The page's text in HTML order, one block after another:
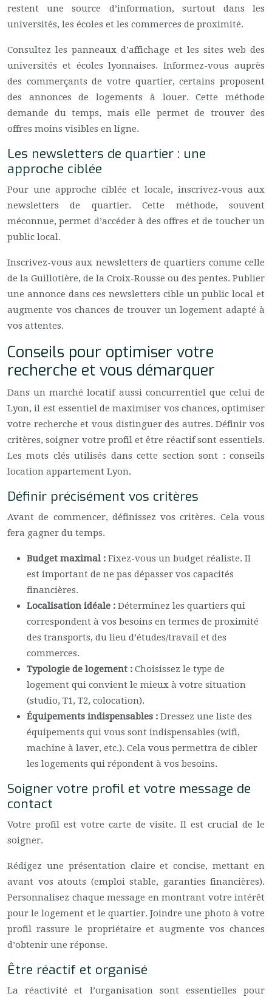
restent une source d’information, surtout dans les
universités, les écoles et les commerces de proximité.
Consultez les panneaux d’affichage et les sites web des
universités et écoles lyonnaises. Informez-vous auprès
des commerçants de votre quartier, certains proposent
des annonces de logements à louer. Cette méthode
demande du temps, mais elle permet de trouver des
offres moins visibles en ligne.
Les newsletters de quartier : une
approche ciblée
Pour une approche ciblée et locale, inscrivez-vous aux
newsletters de quartier. Cette méthode, souvent
méconnue, permet d’accéder à des offres et de toucher un
public local.
Inscrivez-vous aux newsletters de quartiers comme celle
de la Guillotière, de la Croix-Rousse ou des pentes. Publier
une annonce dans ces newsletters cible un public local et
augmente vos chances de trouver un logement adapté à
vos attentes.
Conseils pour optimiser votre
recherche et vous démarquer
Dans un marché locatif aussi concurrentiel que celui de
Lyon, il est essentiel de maximiser vos chances, optimiser
votre recherche et vous distinguer des autres. Définir vos
critères, soigner votre profil et être réactif sont essentiels.
Les mots clés utilisés dans cette section sont : conseils
location appartement Lyon.
Définir précisément vos critères
Avant de commencer, définissez vos critères. Cela vous
fera gagner du temps.
Budget maximal : Fixez-vous un budget réaliste. Il
est important de ne pas dépasser vos capacités
financières.
Localisation idéale : Déterminez les quartiers qui
correspondent à vos besoins en termes de proximité
des transports, du lieu d’études/travail et des
commerces.
Typologie de logement : Choisissez le type de
logement qui convient le mieux à votre situation
(studio, T1, T2, colocation).
Équipements indispensables : Dressez une liste des
équipements qui vous sont indispensables (wifi,
machine à laver, etc.). Cela vous permettra de cibler
les logements qui répondent à vos besoins.
Soigner votre profil et votre message de
contact
Votre profil est votre carte de visite. Il est crucial de le
soigner.
Rédigez une présentation claire et concise, mettant en
avant vos atouts (emploi stable, garanties financières).
Personnalisez chaque message en montrant votre intérêt
pour le logement et le quartier. Joindre une photo à votre
profil rassure le propriétaire et augmente vos chances
d’obtenir une réponse.
Être réactif et organisé
La réactivité et l’organisation sont essentielles pour